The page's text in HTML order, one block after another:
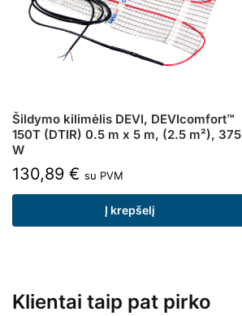
Šildymo kilimėlis DEVI, DEVIcomfort™
150T (DTIR) 0.5 m x 5 m, (2.5 m²), 375
W
130,89 € su PVM
Į krepšelį
Klientai taip pat pirko